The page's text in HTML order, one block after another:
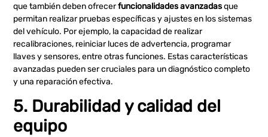
que también deben ofrecerfuncionalidades avanzadasque
permitan realizar pruebas específicas y ajustes en los sistemas
del vehículo. Por ejemplo, la capacidad de realizar
recalibraciones, reiniciar luces de advertencia, programar
llaves y sensores, entre otras funciones. Estas características
avanzadas pueden ser cruciales para un diagnóstico completo
y una reparación efectiva.
5. Durabilidad y calidad del
equipo